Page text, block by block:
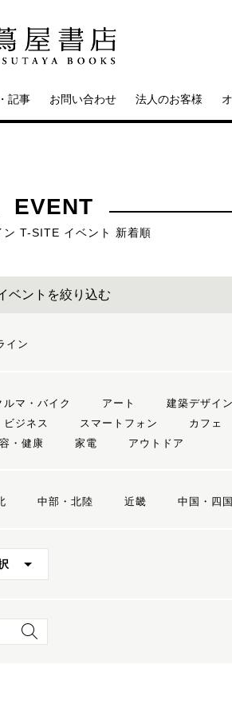
記事 お問い合わせ 法人のお客様
EVENT
ン T-SITE イベント 新着順
ベントを絞り込む
イン
ルマ・バイク アート 建築デザイン
ビジネス スマートフォン カフェ
・健康 家電 アウトドア
中部・北陸 近畿 中国・四国